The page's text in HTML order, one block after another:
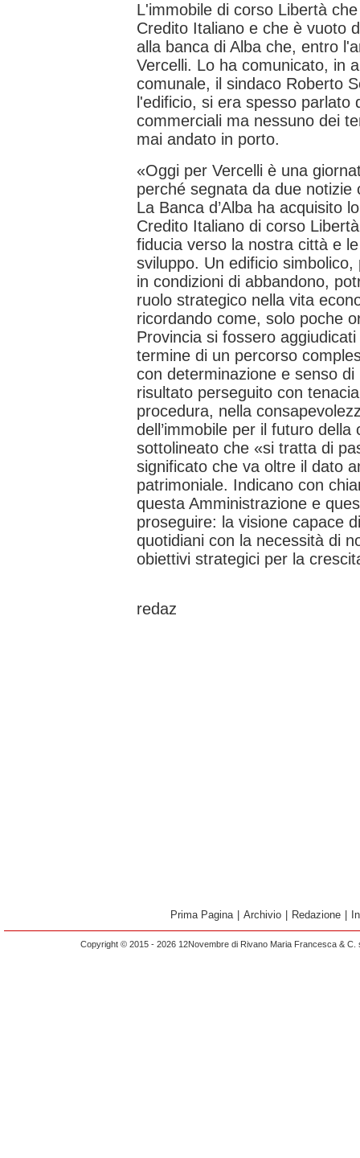
L'immobile di corso Libertà
Credito Italiano e che è vuoto
alla banca di Alba che, entro
Vercelli. Lo ha comunicato, in
comunale, il sindaco Roberto
l'edificio, si era spesso parlato
commerciali ma nessuno dei
mai andato in porto.
«Oggi per Vercelli è una
perché segnata da due
La Banca d’Alba ha acquisito
Credito Italiano di corso
fiducia verso la nostra città e
sviluppo. Un edificio
in condizioni di abbandono,
ruolo strategico nella vita
ricordando come, solo poche
Provincia si fossero
termine di un percorso
con determinazione e senso
risultato perseguito con
procedura, nella
dell’immobile per il futuro
sottolineato che «si tratta di
significato che va oltre il dato
patrimoniale. Indicano con
questa Amministrazione e
proseguire: la visione capace
quotidiani con la necessità di
obiettivi strategici per la
redaz
Prima Pagina Archivio Redazione
Copyright © 2015 - 2026 12Novembre di Rivano Maria Francesca &